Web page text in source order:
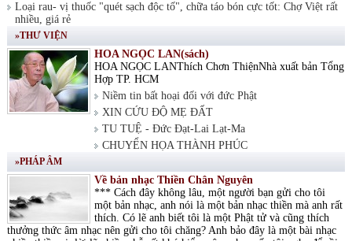
Loại rau- vị thuốc "quét sạch độc tố", chữa táo bón cực tốt: Chợ Việt rất
nhiều, giá rẻ
»THƯ VIỆN
HOA NGỌC LAN(sách)
HOA NGỌC LANThích Chơn ThiệnNhà xuất bản Tổng
Hợp TP. HCM
Niềm tin bất hoại đối với đức Phật
XIN CỨU ĐỘ MẸ ĐẤT
TU TUỆ - Đức Đạt-Lai Lạt-Ma
CHUYỂN HỌA THÀNH PHÚC
»PHÁP ÂM
Về bản nhạc Thiền Chân Nguyên
*** Cách đây không lâu, một người bạn gửi cho tôi
một bản nhạc, anh nói là một bản nhạc thiền mà anh rất
thích. Có lẽ anh biết tôi là một Phật tử và cũng thích
thưởng thức âm nhạc nên gửi cho tôi chăng? Anh bảo đây là một bài nhạc